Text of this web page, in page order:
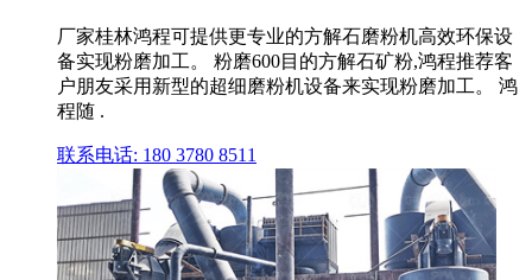
厂家桂林鸿程可提供更专业的方解石磨粉机高效环保设
备实现粉磨加工。 粉磨600目的方解石矿粉,鸿程推荐客
户朋友采用新型的超细磨粉机设备来实现粉磨加工。 鸿
程随 .
联系电话: 180 3780 8511